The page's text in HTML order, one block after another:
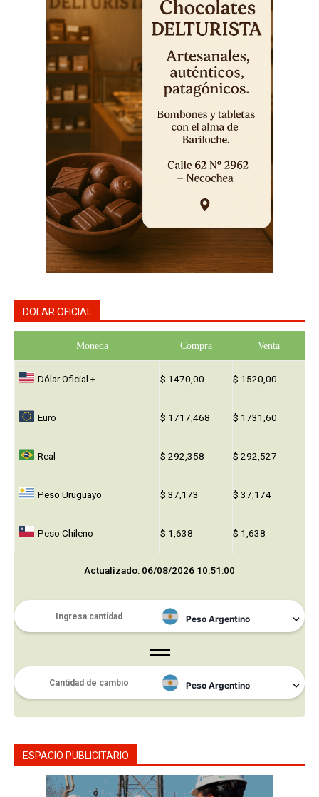
DOLAR OFICIAL
Moneda Compra Venta
Dólar Oficial + $ 1470,00 $ 1520,00
Euro $ 1717,468 $ 1731,60
Real $ 292,358 $ 292,527
Peso Uruguayo $ 37,173 $ 37,174
Peso Chileno $ 1,638 $ 1,638
Actualizado: 06/08/2026 10:51:00
ESPACIO PUBLICITARIO